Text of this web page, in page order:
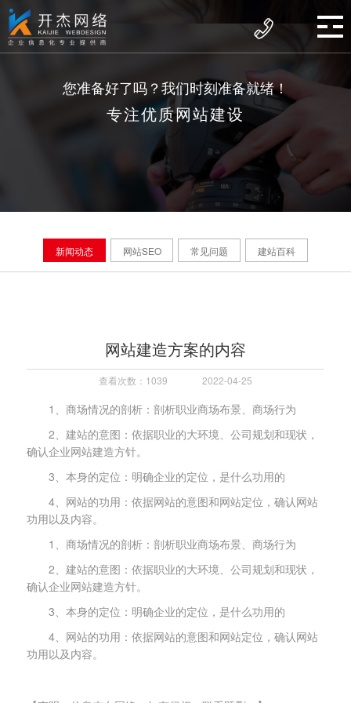
您准备好了吗？我们时刻准备就绪！
专注优质网站建设
新闻动态 网站SEO 常见问题 建站百科
网站建造方案的内容
查看次数：1039 2022-04-25
1、商场情况的剖析：剖析职业商场布景、商场行为
2、建站的意图：依据职业的大环境、公司规划和现状，
确认企业网站建造方针。
3、本身的定位：明确企业的定位，是什么功用的
4、网站的功用：依据网站的意图和网站定位，确认网站
功用以及内容。
1、商场情况的剖析：剖析职业商场布景、商场行为
2、建站的意图：依据职业的大环境、公司规划和现状，
确认企业网站建造方针。
3、本身的定位：明确企业的定位，是什么功用的
4、网站的功用：依据网站的意图和网站定位，确认网站
功用以及内容。